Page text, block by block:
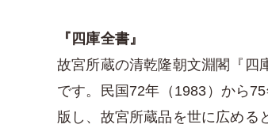
『四庫全書』
故宮所蔵の清乾隆朝文淵閣『四
です。民国72年（1983）から
版し、故宮所蔵品を世に広める